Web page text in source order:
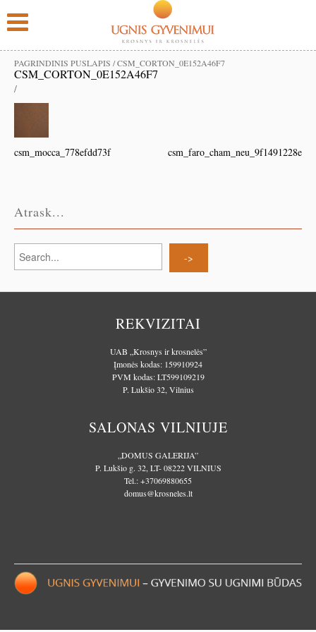
PAGRINDINIS PUSLAPIS /CSM_CORTON_0E152A46F7
CSM_CORTON_0E152A46F7
/
csm_mocca_778efdd73f csm_faro_cham_neu_9f1491228e
Atrask...
REKVIZITAI
UAB „Krosnys ir krosnelės”
Įmonės kodas: 159910924
PVM kodas: LT599109219
P. Lukšio 32, Vilnius
SALONAS VILNIUJE
„DOMUS GALERIJA”
P. Lukšio g. 32, LT- 08222 VILNIUS
Tel.:+37069880655
domus@krosneles.lt